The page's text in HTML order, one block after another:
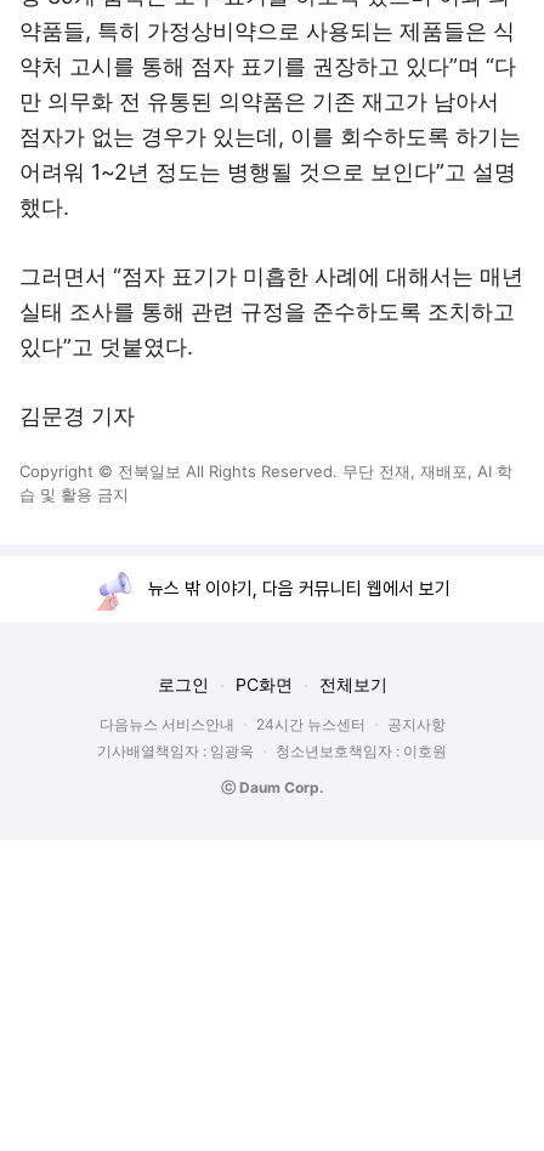
약품들, 특히 가정상비약으로 사용되는 제품들은 식
약처 고시를 통해 점자 표기를 권장하고 있다”며 “다
만 의무화 전 유통된 의약품은 기존 재고가 남아서
점자가 없는 경우가 있는데, 이를 회수하도록 하기는
어려워 1~2년 정도는 병행될 것으로 보인다”고 설명
했다.
그러면서 “점자 표기가 미흡한 사례에 대해서는 매년
실태 조사를 통해 관련 규정을 준수하도록 조치하고
있다”고 덧붙였다.
김문경 기자
Copyright © 전북일보 All Rights Reserved. 무단 전재, 재배포, AI 학
습 및 활용 금지
뉴스 밖 이야기, 다음 커뮤니티 웹에서 보기
로그인 PC화면 전체보기
다음뉴스 서비스안내 24시간 뉴스센터
공지사항
기사배열책임자 : 임광욱
청소년보호책임자 : 이호원
ⓒ Daum Corp.